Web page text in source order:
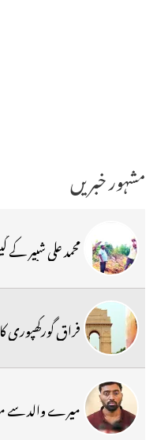
مشہور خبریں
محمد علی شبیر
فراق گورکھپوری
میرے والد سے